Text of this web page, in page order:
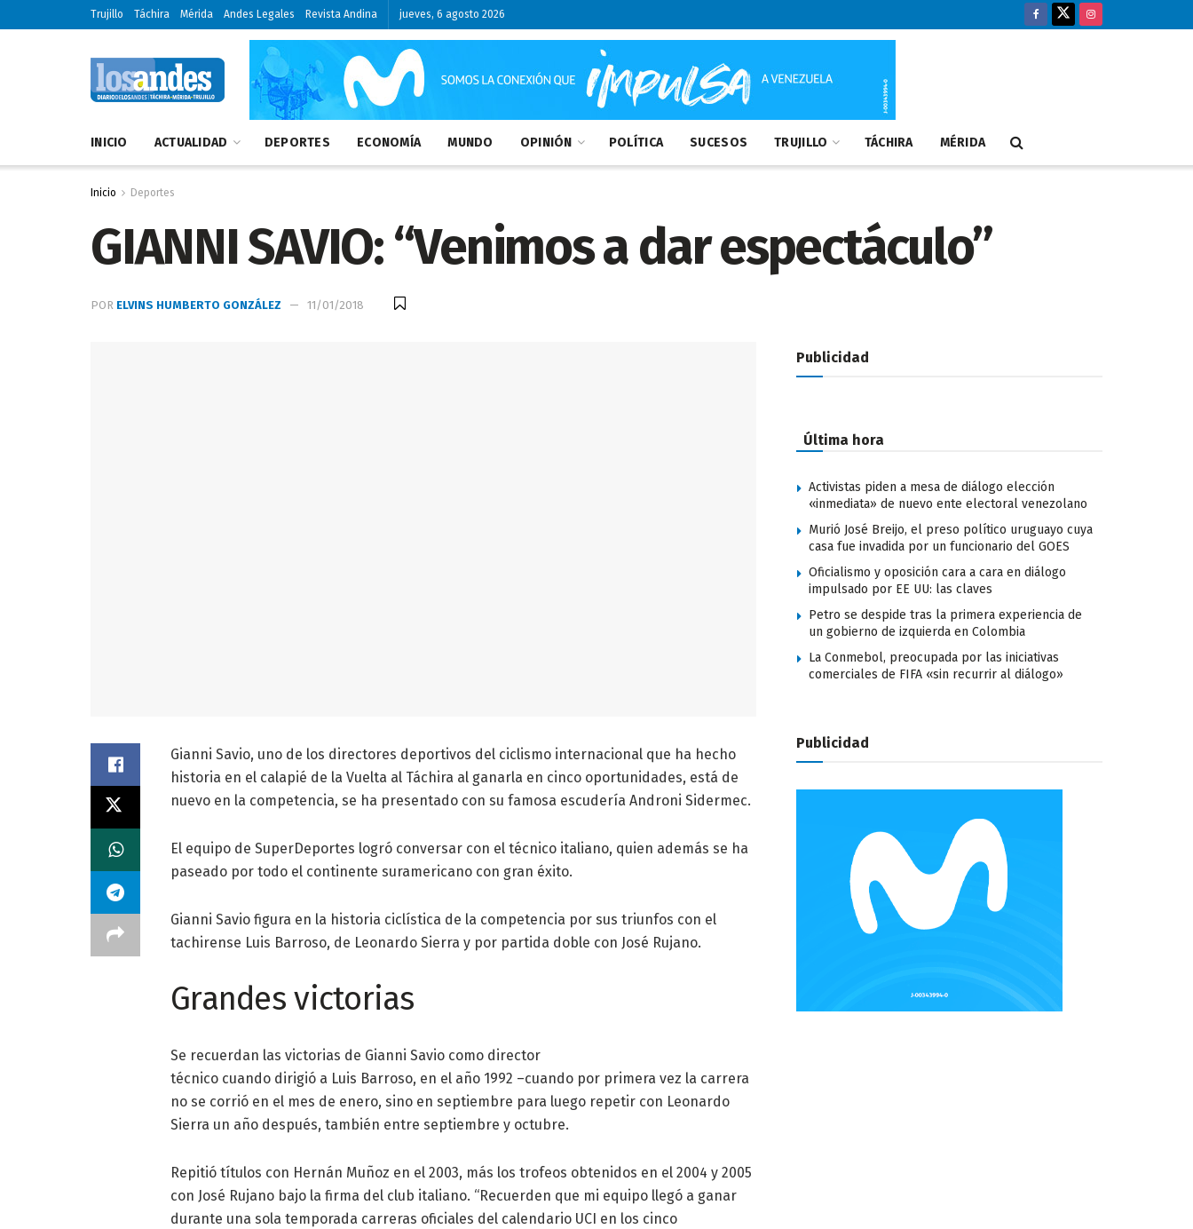
Trujillo Táchira Mérida Andes Legales Revista Andina jueves, 6 agosto 2026
INICIO ACTUALIDAD DEPORTES ECONOMÍA MUNDO OPINIÓN POLÍTICA SUCESOS TRUJILLO TÁCHIRA MÉRIDA
Inicio Deportes
GIANNI SAVIO: “Venimos a dar espectáculo”
POR ELVINS HUMBERTO GONZÁLEZ 11/01/2018
Gianni Savio, uno de los directores deportivos del ciclismo internacional que ha hecho
historia en el calapié de la Vuelta al Táchira al ganarla en cinco oportunidades, está de
nuevo en la competencia, se ha presentado con su famosa escudería Androni Sidermec.
El equipo de SuperDeportes logró conversar con el técnico italiano, quien además se ha
paseado por todo el continente suramericano con gran éxito.
Gianni Savio figura en la historia ciclística de la competencia por sus triunfos con el
tachirense Luis Barroso, de Leonardo Sierra y por partida doble con José Rujano.
Grandes victorias
Se recuerdan las victorias de Gianni Savio como director
técnico cuando dirigió a Luis Barroso, en el año 1992 –cuando por primera vez la carrera
no se corrió en el mes de enero, sino en septiembre para luego repetir con Leonardo
Sierra un año después, también entre septiembre y octubre.
Repitió títulos con Hernán Muñoz en el 2003, más los trofeos obtenidos en el 2004 y 2005
con José Rujano bajo la firma del club italiano. “Recuerden que mi equipo llegó a ganar
durante una sola temporada carreras oficiales del calendario UCI en los cinco
Publicidad
Última hora
Activistas piden a mesa de diálogo elección
«inmediata» de nuevo ente electoral venezolano
Murió José Breijo, el preso político uruguayo cuya
casa fue invadida por un funcionario del GOES
Oficialismo y oposición cara a cara en diálogo
impulsado por EE UU: las claves
Petro se despide tras la primera experiencia de
un gobierno de izquierda en Colombia
La Conmebol, preocupada por las iniciativas
comerciales de FIFA «sin recurrir al diálogo»
Publicidad